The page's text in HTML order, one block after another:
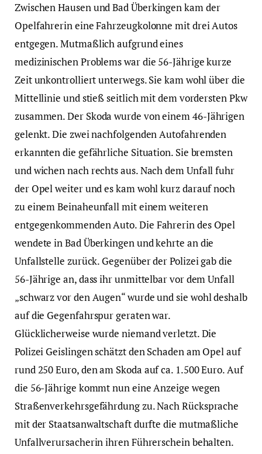
Zwischen Hausen und Bad Überkingen kam der
Opelfahrerin eine Fahrzeugkolonne mit drei Autos
entgegen. Mutmaßlich aufgrund eines
medizinischen Problems war die 56-Jährige kurze
Zeit unkontrolliert unterwegs. Sie kam wohl über die
Mittellinie und stieß seitlich mit dem vordersten Pkw
zusammen. Der Skoda wurde von einem 46-Jährigen
gelenkt. Die zwei nachfolgenden Autofahrenden
erkannten die gefährliche Situation. Sie bremsten
und wichen nach rechts aus. Nach dem Unfall fuhr
der Opel weiter und es kam wohl kurz darauf noch
zu einem Beinaheunfall mit einem weiteren
entgegenkommenden Auto. Die Fahrerin des Opel
wendete in Bad Überkingen und kehrte an die
Unfallstelle zurück. Gegenüber der Polizei gab die
56-Jährige an, dass ihr unmittelbar vor dem Unfall
„schwarz vor den Augen“ wurde und sie wohl deshalb
auf die Gegenfahrspur geraten war.
Glücklicherweise wurde niemand verletzt. Die
Polizei Geislingen schätzt den Schaden am Opel auf
rund 250 Euro, den am Skoda auf ca. 1.500 Euro. Auf
die 56-Jährige kommt nun eine Anzeige wegen
Straßenverkehrsgefährdung zu. Nach Rücksprache
mit der Staatsanwaltschaft durfte die mutmaßliche
Unfallverursacherin ihren Führerschein behalten.